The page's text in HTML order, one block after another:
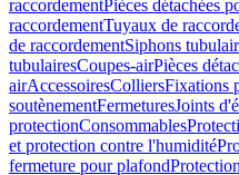
raccordementPièces détachées
raccordementTuyaux de
de raccordementSiphons
tubulairesCoupes-airPièces
airAccessoiresColliersFixations
soutènementFermeturesJoints
protectionConsommables
et protection contre l'humidité
fermeture pour plafond